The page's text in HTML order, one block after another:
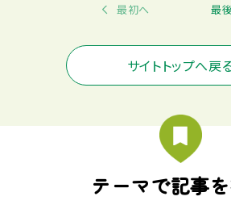
最初へ 最
サイトトップへ戻
テーマで記事